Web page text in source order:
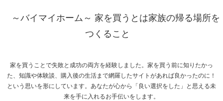
～バイマイホーム～ 家を買うとは家族の帰る場所を
つくること
家を買うことで失敗と成功の両方を経験しました。家を買う前に知りたかっ
た、知識や体験談、購入後の生活まで網羅したサイトがあれば良かったのに！
という思いを形にしています。あなたが心から「良い選択をした」と思える未
来を手に入れるお手伝いをします。